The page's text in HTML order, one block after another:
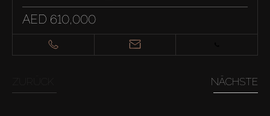
AED 610,000
NÄCHSTE